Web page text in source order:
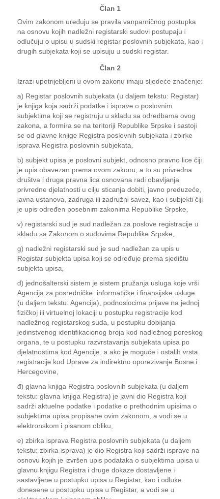
Član 1
Ovim zakonom uređuju se pravila vanparničnog postupka
na osnovu kojih nadležni registarski sudovi postupaju i
odlučuju o upisu u sudski registar poslovnih subjekata, kao i
drugih subjekata koji se upisuju u sudski registar.
Član 2
Izrazi upotrijebljeni u ovom zakonu imaju sljedeće značenje:
a) Registar poslovnih subjekata (u daljem tekstu: Registar)
je knjiga koja sadrži podatke i isprave o poslovnim
subjektima koji se registruju u skladu sa odredbama ovog
zakona, a formira se na teritoriji Republike Srpske i sastoji
se od glavne knjige Registra poslovnih subjekata i zbirke
isprava Registra poslovnih subjekata,
b) subjekt upisa je poslovni subjekt, odnosno pravno lice čiji
je upis obavezan prema ovom zakonu, a to su privredna
društva i druga pravna lica osnovana radi obavljanja
privredne djelatnosti u cilju sticanja dobiti, javno preduzeće,
javna ustanova, zadruga ili zadružni savez, kao i subjekti čiji
je upis određen posebnim zakonima Republike Srpske,
v) registarski sud je sud nadležan za poslove registracije u
skladu sa Zakonom o sudovima Republike Srpske,
g) nadležni registarski sud je sud nadležan za upis u
Registar subjekta upisa koji se određuje prema sjedištu
subjekta upisa,
d) jednošalterski sistem je sistem pružanja usluga koje vrši
Agencija za posredničke, informatičke i finansijske usluge
(u daljem tekstu: Agencija), podnosiocima prijave na jednoj
fizičkoj ili virtuelnoj lokaciji u postupku registracije kod
nadležnog registarskog suda, u postupku dobijanja
jedinstvenog identifikacionog broja kod nadležnog poreskog
organa, te u postupku razvrstavanja subjekata upisa po
djelatnostima kod Agencije, a ako je moguće i ostalih vrsta
registracije kod Uprave za indirektno oporezivanje Bosne i
Hercegovine,
đ) glavna knjiga Registra poslovnih subjekata (u daljem
tekstu: glavna knjiga Registra) je javni dio Registra koji
sadrži aktuelne podatke i podatke o prethodnim upisima o
subjektima upisa propisane ovim zakonom, a vodi se u
elektronskom i pisanom obliku,
e) zbirka isprava Registra poslovnih subjekata (u daljem
tekstu: zbirka isprava) je dio Registra koji sadrži isprave na
osnovu kojih je izvršen upis podataka o subjektima upisa u
glavnu knjigu Registra i druge dokaze dostavljene i
sastavljene u postupku upisa u Registar, kao i odluke
donesene u postupku upisa u Registar, a vodi se u